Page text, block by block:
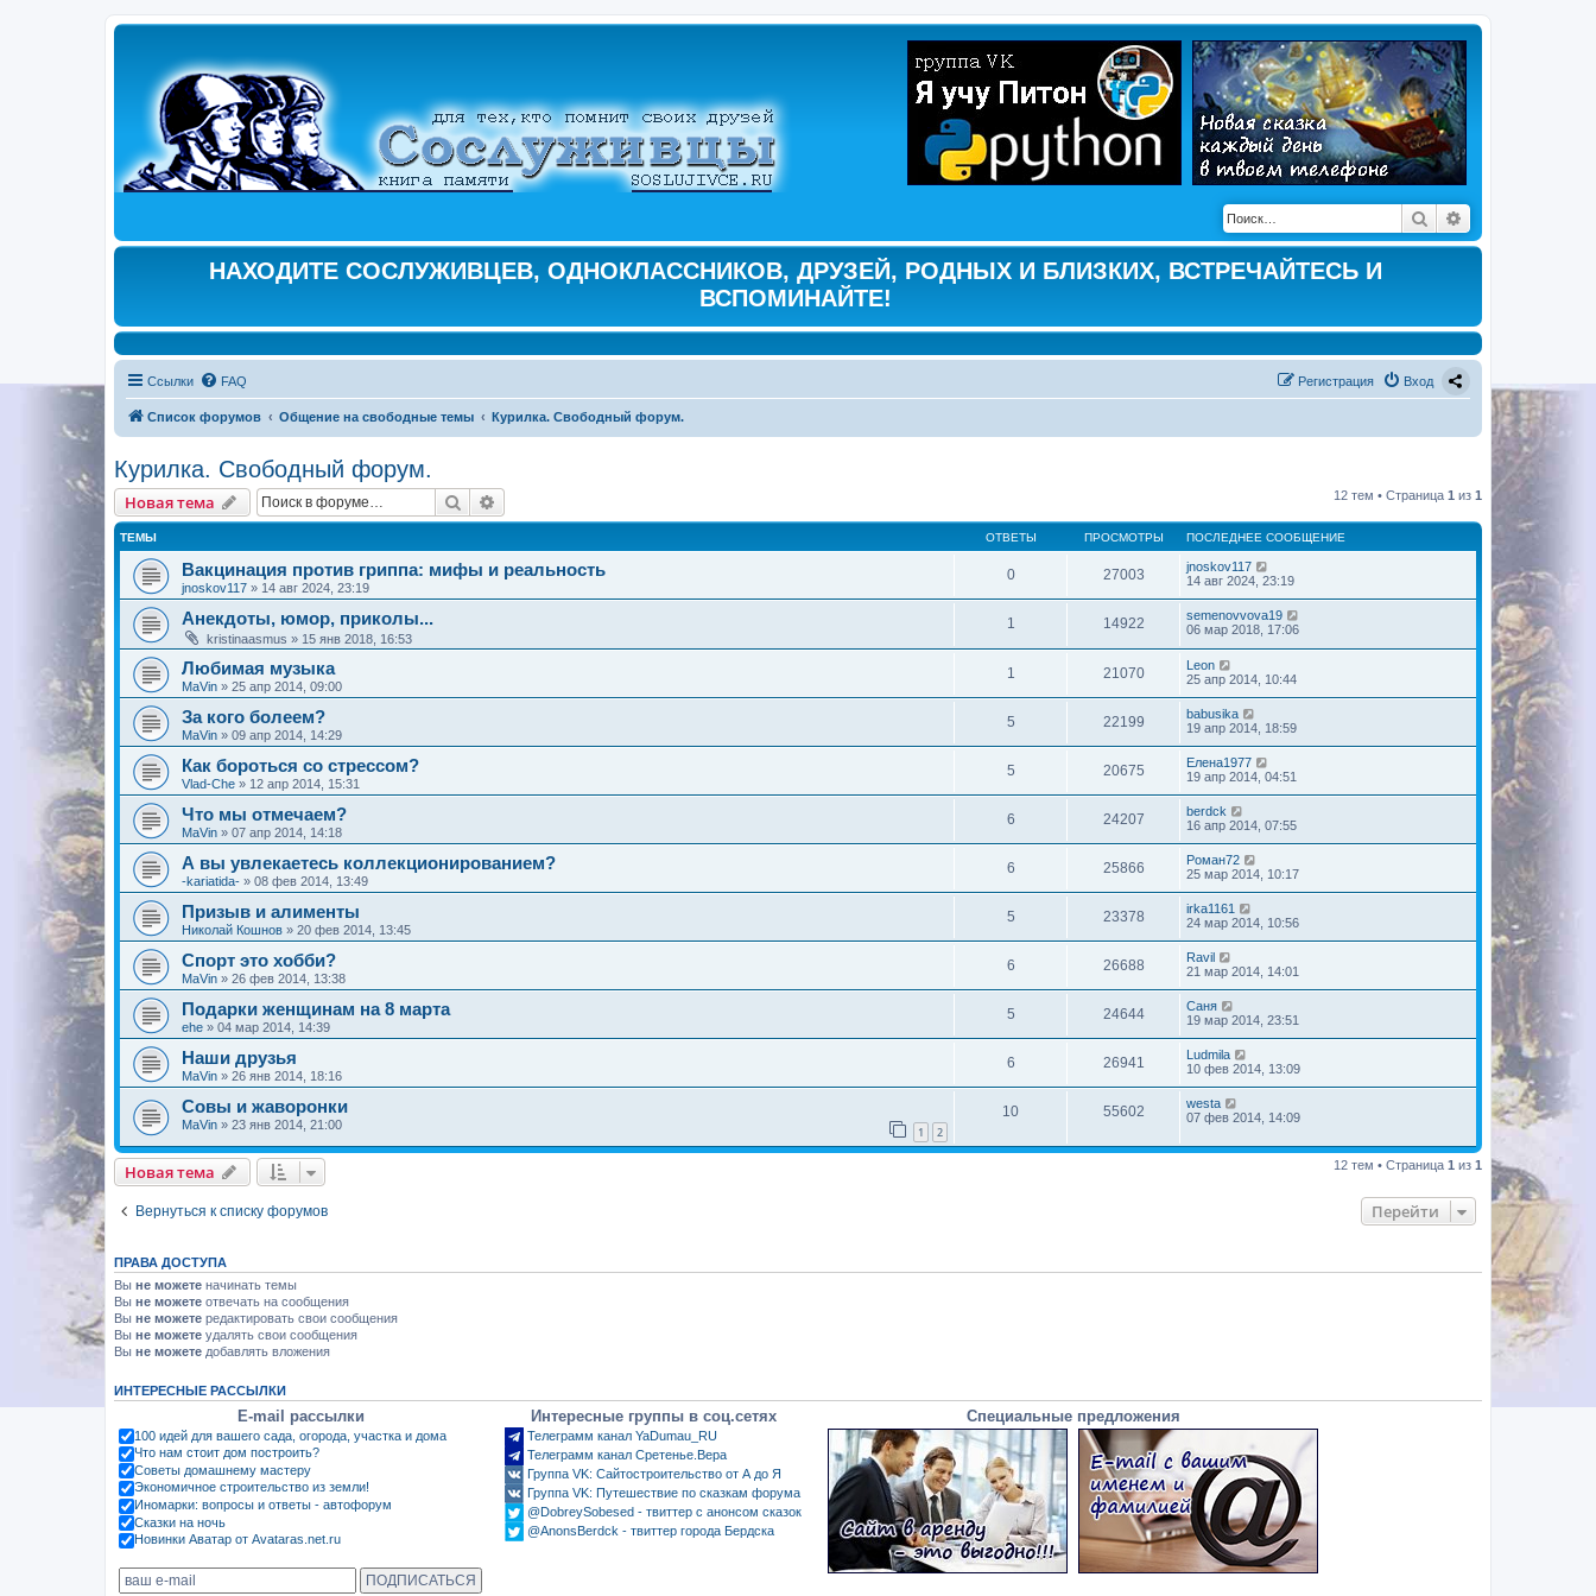
Поиск
НАХОДИТЕ СОСЛУЖИВЦЕВ, ОДНОКЛАССНИКОВ, ДРУЗЕЙ, РОДНЫХ И БЛИЗКИХ, ВСТРЕЧАЙТЕСЬ И
ВСПОМИНАЙТЕ!
Ссылки FAQ Вход
Регистрация
Список форумов Общение на свободные темы Курилка. Свободный форум.
Курилка. Свободный форум.
Новая тема Поиск 12 тем • Страница 1 из 1
ТЕМЫ ОТВЕТЫ ПРОСМОТРЫ ПОСЛЕДНЕЕ СООБЩЕНИЕ
Вакцинация против гриппа: мифы и реальность
jnoskov117 » 14 авг 2024, 23:19
0 27003
jnoskov117
14 авг 2024, 23:19
Анекдоты, юмор, приколы...
kristinaasmus » 15 янв 2018, 16:53
1 14922
semenovvova19
06 мар 2018, 17:06
Любимая музыка
MaVin » 25 апр 2014, 09:00
1 21070
Leon
25 апр 2014, 10:44
За кого болеем?
MaVin » 09 апр 2014, 14:29
5 22199
babusika
19 апр 2014, 18:59
Как бороться со стрессом?
Vlad-Che » 12 апр 2014, 15:31
5 20675
Елена1977
19 апр 2014, 04:51
Что мы отмечаем?
MaVin » 07 апр 2014, 14:18
6 24207
berdck
16 апр 2014, 07:55
А вы увлекаетесь коллекционированием?
-kariatida- » 08 фев 2014, 13:49
6 25866
Роман72
25 мар 2014, 10:17
Призыв и алименты
Николай Кошнов » 20 фев 2014, 13:45
5 23378
irka1161
24 мар 2014, 10:56
Спорт это хобби?
MaVin » 26 фев 2014, 13:38
6 26688
Ravil
21 мар 2014, 14:01
Подарки женщинам на 8 марта
ehe » 04 мар 2014, 14:39
5 24644
Саня
19 мар 2014, 23:51
Наши друзья
MaVin » 26 янв 2014, 18:16
6 26941
Ludmila
10 фев 2014, 13:09
Совы и жаворонки
MaVin » 23 янв 2014, 21:00 1 2
10 55602
westa
07 фев 2014, 14:09
Новая тема 12 тем • Страница 1 из 1
Вернуться к списку форумов Перейти
ПРАВА ДОСТУПА
Вы не можете начинать темы
Вы не можете отвечать на сообщения
Вы не можете редактировать свои сообщения
Вы не можете удалять свои сообщения
Вы не можете добавлять вложения
ИНТЕРЕСНЫЕ РАССЫЛКИ
E-mail рассылки
100 идей для вашего сада, огорода, участка и дома
Что нам стоит дом построить?
Советы домашнему мастеру
Экономичное строительство из земли!
Иномарки: вопросы и ответы - автофорум
Сказки на ночь
Новинки Аватар от Avataras.net.ru
Интересные группы в соц.сетях
Телеграмм канал YaDumau_RU
Телеграмм канал Сретенье.Вера
Группа VK: Сайтостроительство от А до Я
Группа VK: Путешествие по сказкам форума
@DobreySobesed - твиттер с анонсом сказок
@AnonsBerdck - твиттер города Бердска
Специальные предложения